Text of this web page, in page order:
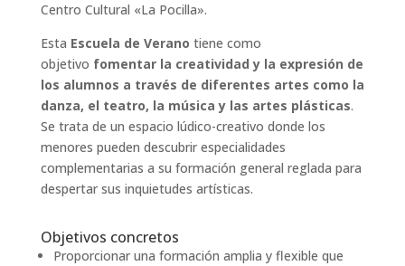
Centro Cultural «La Pocilla».
Esta Escuela de Verano tiene como
objetivo fomentar la creatividad y la expresión de
los alumnos a través de diferentes artes como la
danza, el teatro, la música y las artes plásticas.
Se trata de un espacio lúdico-creativo donde los
menores pueden descubrir especialidades
complementarias a su formación general reglada para
despertar sus inquietudes artísticas.
Objetivos concretos
Proporcionar una formación amplia y flexible que